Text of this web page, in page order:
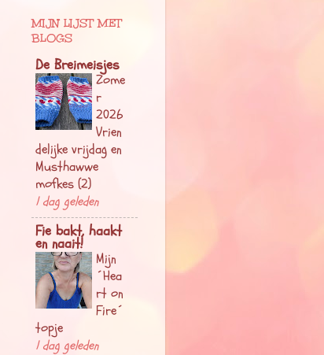
MIJN LIJST MET
BLOGS
De Breimeisjes
Zome
r
2026
Vrien
delijke vrijdag en
Musthawwe
mofkes (2)
1 dag geleden
Fie bakt, haakt
en naait!
Mijn
´Hea
rt on
Fire´
topje
1 dag geleden